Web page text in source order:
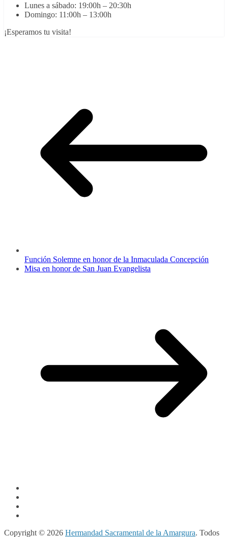
Lunes a sábado: 19:00h – 20:30h
Domingo: 11:00h – 13:00h
¡Esperamos tu visita!
Función Solemne en honor de la Inmaculada Concepción
Misa en honor de San Juan Evangelista
Copyright © 2026 Hermandad Sacramental de la Amargura. Todos